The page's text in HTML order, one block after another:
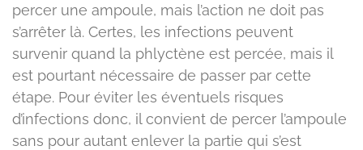
percer une ampoule, mais l’action ne doit pas
s’arrêter là. Certes, les infections peuvent
survenir quand la phlyctène est percée, mais il
est pourtant nécessaire de passer par cette
étape. Pour éviter les éventuels risques
d’infections donc, il convient de percer l’ampoule
sans pour autant enlever la partie qui s’est